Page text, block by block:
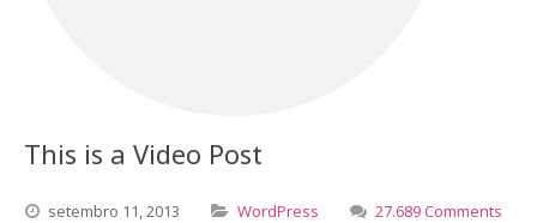
This is a Video Post
setembro 11,2013 WordPress 27.689 Comments